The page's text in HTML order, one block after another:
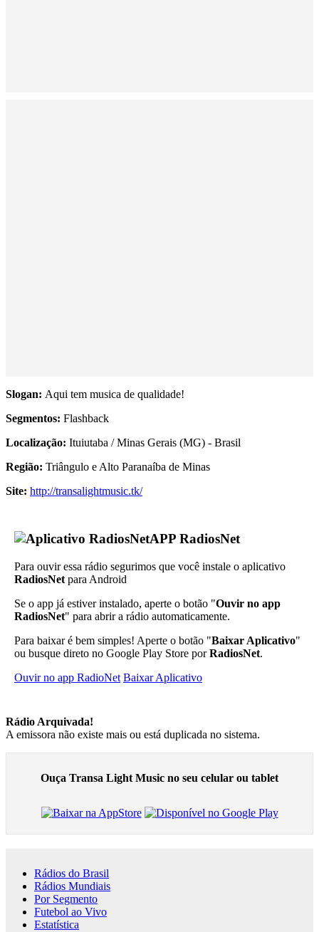
Slogan: Aqui tem musica de qualidade!
Segmentos: Flashback
Localização: Ituiutaba / Minas Gerais (MG) - Brasil
Região: Triângulo e Alto Paranaíba de Minas
Site: http://transalightmusic.tk/
APP RadiosNet
Para ouvir essa rádio segurimos que você instale o aplicativo
RadiosNet para Android
Se o app já estiver instalado, aperte o botão "Ouvir no app
RadiosNet" para abrir a rádio automaticamente.
Para baixar é bem simples! Aperte o botão "Baixar Aplicativo"
ou busque direto no Google Play Store porRadiosNet.
Ouvir no app RadioNet Baixar Aplicativo
Rádio Arquivada!
A emissora não existe mais ou está duplicada no sistema.
Ouça Transa Light Music no seu celular ou tablet
Rádios do Brasil
Rádios Mundiais
Por Segmento
Futebol ao Vivo
Estatística